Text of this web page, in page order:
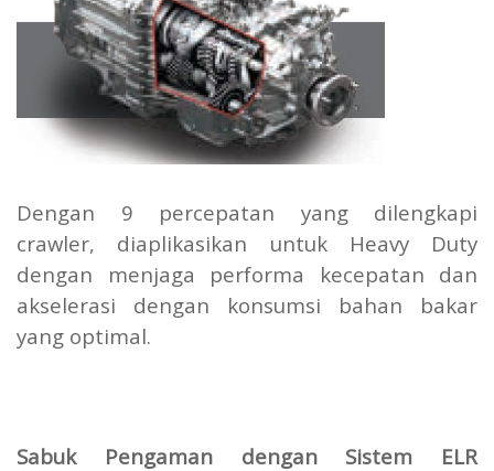
Dengan 9 percepatan yang dilengkapi
crawler, diaplikasikan untuk Heavy Duty
dengan menjaga performa kecepatan dan
akselerasi dengan konsumsi bahan bakar
yang optimal.
Sabuk Pengaman dengan Sistem ELR